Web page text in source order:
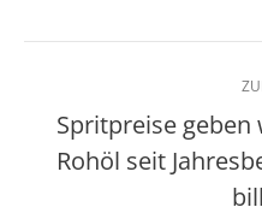
Spritpreise
Rohöl seit